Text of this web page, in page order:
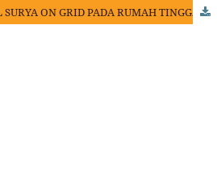
PEMANFAATAN PANEL SURYA ON GRID PADA RUMAH TINGGAL BERDASARKAN JUMLAH BEBAN